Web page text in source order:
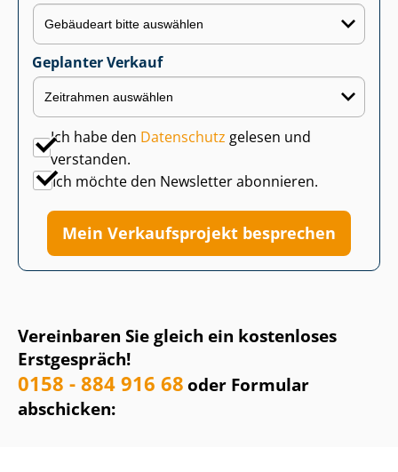
Vereinbaren Sie gleich ein kostenloses
Erstgespräch!
0158 - 884 916 68oder Formular
abschicken:
Geplanter Verkauf
Ich habe den Datenschutz gelesen und
verstanden.
Ich möchte den Newsletter abonnieren.
Mein Verkaufsprojekt besprechen